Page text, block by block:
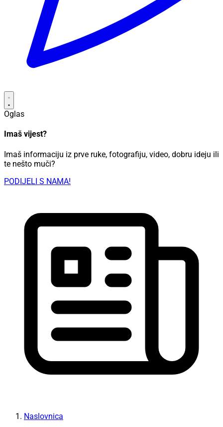
Oglas
Imaš vijest?
Imaš informaciju iz prve ruke, fotografiju, video, dobru ideju ili
te nešto muči?
PODIJELI S NAMA!
Naslovnica